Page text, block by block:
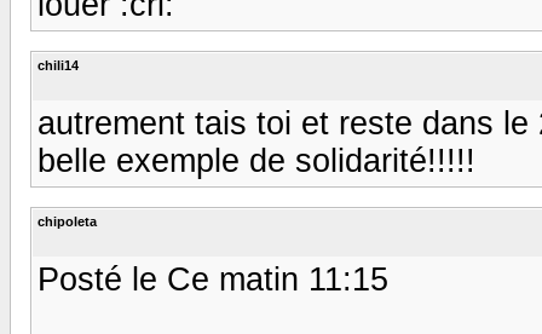
chili14
autrement tais toi et reste dans le
belle exemple de solidarité!!!!!
chipoleta
Posté le Ce matin 11:15